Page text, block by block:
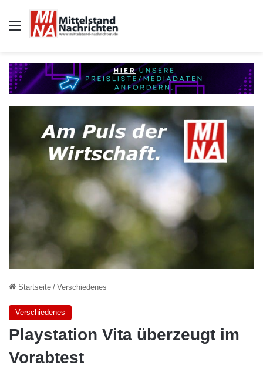
Auswahl
Startseite / Verschiedenes
Verschiedenes
Playstation Vita überzeugt im
Vorabtest